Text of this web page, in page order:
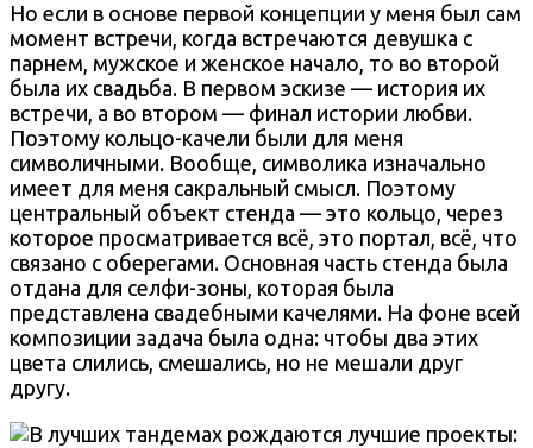
Но если в основе первой концепции у меня был сам
момент встречи, когда встречаются девушка с
парнем, мужское и женское начало, то во второй
была их свадьба. В первом эскизе — история их
встречи, а во втором — финал истории любви.
Поэтому кольцо-качели были для меня
символичными. Вообще, символика изначально
имеет для меня сакральный смысл. Поэтому
центральный объект стенда — это кольцо, через
которое просматривается всё, это портал, всё, что
связано с оберегами. Основная часть стенда была
отдана для селфи-зоны, которая была
представлена свадебными качелями. На фоне всей
композиции задача была одна: чтобы два этих
цвета слились, смешались, но не мешали друг
другу.